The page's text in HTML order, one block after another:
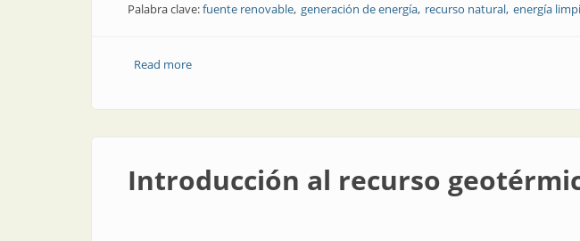
Palabra clave:fuente renovable generación de energía recurso natural energía
Read moreabout Métodos de aprovechamiento de fuentes geotérmicas
Introducción al recurso